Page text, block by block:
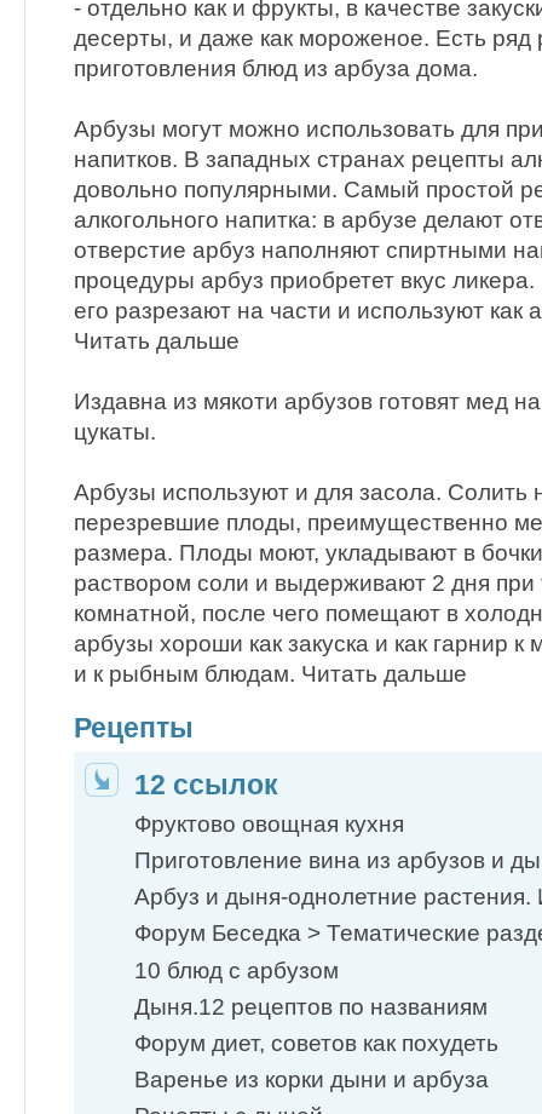
- отдельно как и фрукты, в качестве
десерты, и даже как мороженое. Есть ряд
приготовления блюд из арбуза дома.
Арбузы могут можно использовать для
напитков. В западных странах рецепты
довольно популярными. Самый простой
алкогольного напитка: в арбузе делают
отверстие арбуз наполняют спиртными
процедуры арбуз приобретет вкус
его разрезают на части и используют как
Читать дальше
Издавна из мякоти арбузов готовят мед
цукаты.
Арбузы используют и для засола. Солить
перезревшие плоды, преимущественно
размера. Плоды моют, укладывают в
раствором соли и выдерживают 2 дня при
комнатной, после чего помещают в
арбузы хороши как закуска и как гарнир к
и к рыбным блюдам. Читать дальше
Рецепты
12 ссылок
Фруктово овощная кухня
Приготовление вина из арбузов и
Арбуз и дыня-однолетние
Форум Беседка > Тематические
10 блюд с арбузом
Дыня.12 рецептов по названиям
Форум диет, советов как похудеть
Варенье из корки дыни и арбуза